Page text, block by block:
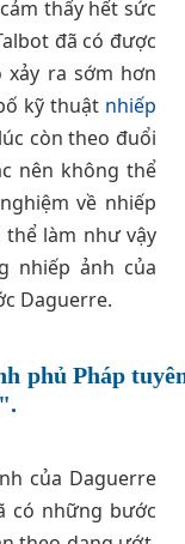
thấy hết sức
đã có được
xảy ra sớm hơn
kỹ thuật nhiếp
còn theo đuổi
nên không thể
về nhiếp
làm như vậy
nhiếp ảnh của
Daguerre.
phủ Pháp
của Daguerre
có những bước